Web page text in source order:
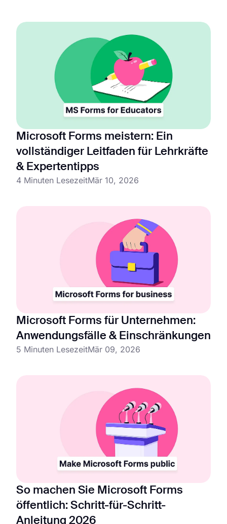
Microsoft Forms meistern: Ein
vollständiger Leitfaden für Lehrkräfte
& Expertentipps
4 Minuten LesezeitMär 10, 2026
Microsoft Forms für Unternehmen:
Anwendungsfälle & Einschränkungen
5 Minuten LesezeitMär 09, 2026
So machen Sie Microsoft Forms
öffentlich: Schritt-für-Schritt-
Anleitung 2026